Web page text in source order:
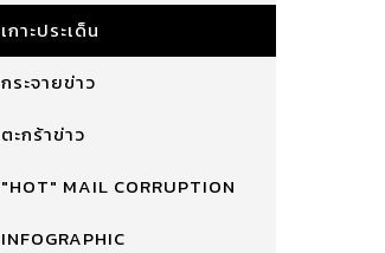
เกาะประเด็น
กระจายข่าว
ตะกร้าข่าว
"HOT" MAIL CORRUPTION
INFOGRAPHIC